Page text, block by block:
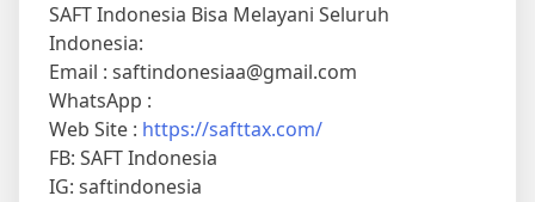
SAFT Indonesia Bisa Melayani Seluruh
Indonesia:
Email : saftindonesiaa@gmail.com
WhatsApp :
Web Site : https://safttax.com/
FB: SAFT Indonesia
IG: saftindonesia